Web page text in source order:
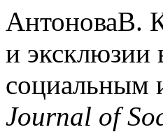
АнтоноваВ.
и эксклюзии
социальным
Journal of